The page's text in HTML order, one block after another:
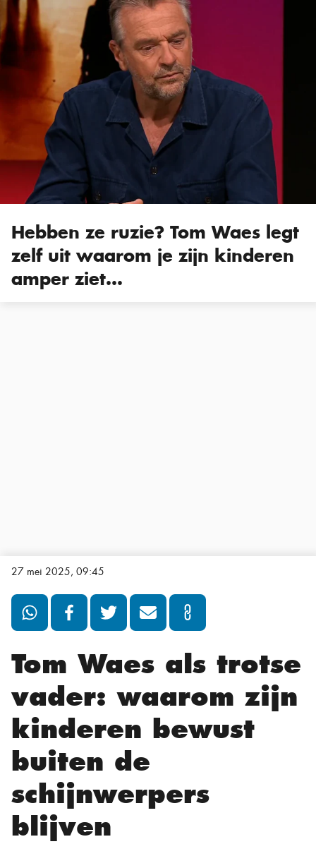
Hebben ze ruzie? Tom Waes legt
zelf uit waarom je zijn kinderen
amper ziet…
27 mei 2025, 09:45
Tom Waes als trotse
vader: waarom zijn
kinderen bewust
buiten de
schijnwerpers
blijven